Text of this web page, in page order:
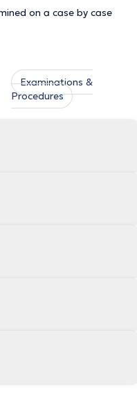
on a case by case
Examinations &
Procedures